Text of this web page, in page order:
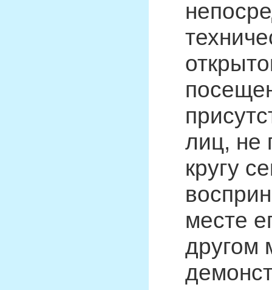
лиц, не
кругу
месте
другом